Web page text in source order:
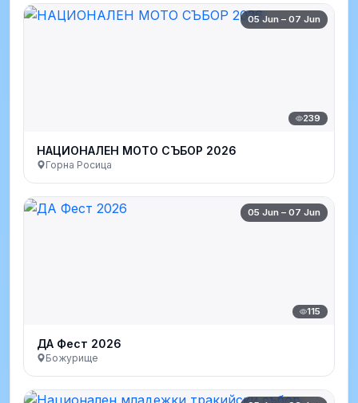
05 Jun – 07 Jun
239
НАЦИОНАЛЕН МОТО СЪБОР 2026
Горна Росица
05 Jun – 07 Jun
115
ДА Фест 2026
Божурище